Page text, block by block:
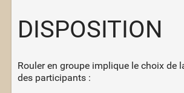
DISPOSITION
Rouler en groupe implique le choix de
des participants :